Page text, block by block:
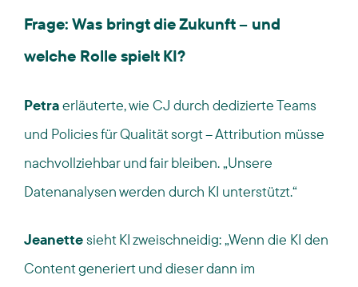
Frage: Was bringt die Zukunft – und
welche Rolle spielt KI?
Petraerläuterte, wie CJ durch dedizierte Teams
und Policies für Qualität sorgt – Attribution müsse
nachvollziehbar und fair bleiben. „Unsere
Datenanalysen werden durch KI unterstützt.“
Jeanettesieht KI zweischneidig:„Wenn die KI den
Content generiert und dieser dann im